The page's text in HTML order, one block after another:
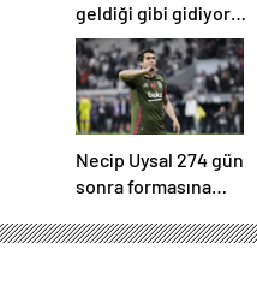
geldiği gibi gidiyor…
Necip Uysal 274 gün
sonra formasına